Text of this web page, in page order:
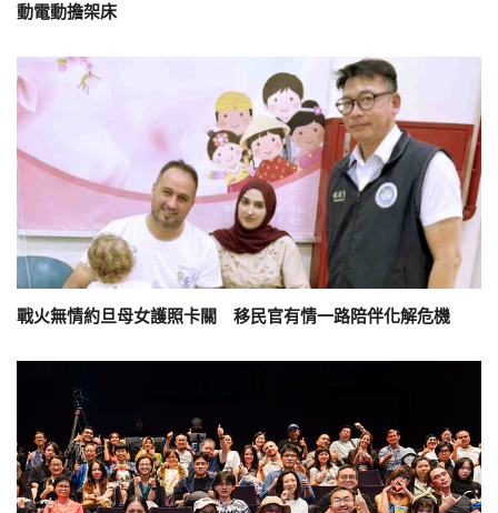
動電動擔架床
戰火無情約旦母女護照卡關 移民官有情一路陪伴化解危機